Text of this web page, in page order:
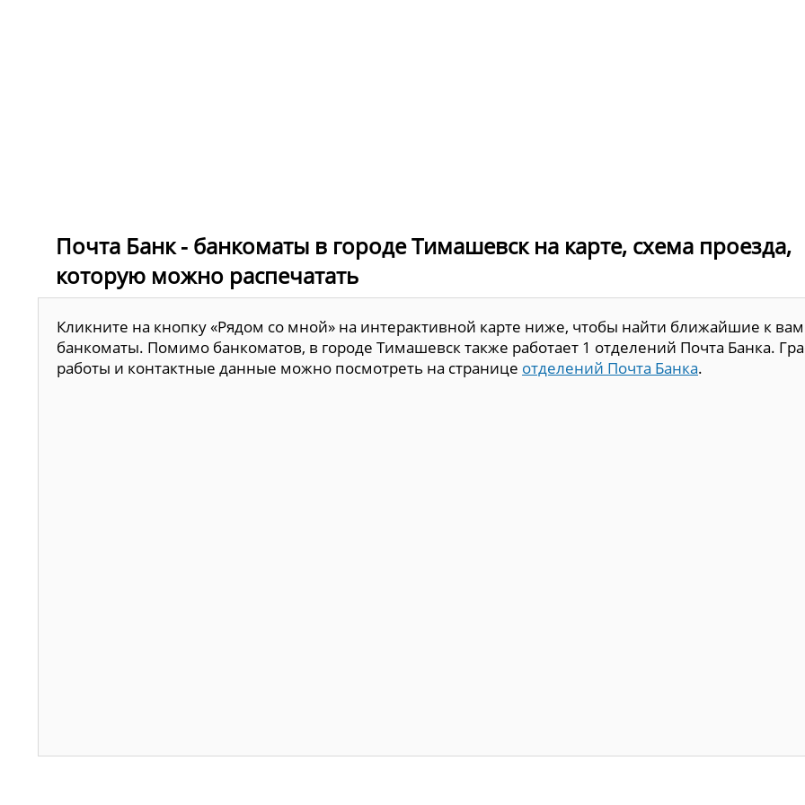
Почта Банк - банкоматы в городе Тимашевск на карте, схема проезда,
которую можно распечатать
Кликните на кнопку «Рядом со мной» на интерактивной карте ниже, чтобы найти ближайшие к вам
банкоматы. Помимо банкоматов, в городе Тимашевск также работает 1 отделений Почта Банка.
работы и контактные данные можно посмотреть на странице отделений Почта Банка.